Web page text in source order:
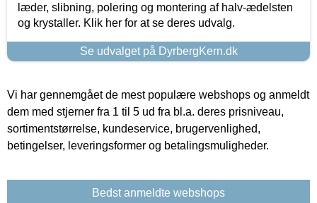
læder, slibning, polering og montering af halv-ædelsten
og krystaller. Klik her for at se deres udvalg.
Se udvalget på DyrbergKern.dk
Vi har gennemgået de mest populære webshops og anmeldt
dem med stjerner fra 1 til 5 ud fra bl.a. deres prisniveau,
sortimentstørrelse, kundeservice, brugervenlighed,
betingelser, leveringsformer og betalingsmuligheder.
Bedst anmeldte webshops